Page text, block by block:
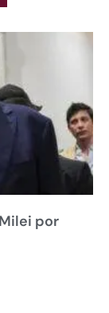
por